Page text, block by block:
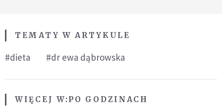
TEMATY W ARTYKULE
#dieta #dr ewa dąbrowska
WIĘCEJ W:PO GODZINACH